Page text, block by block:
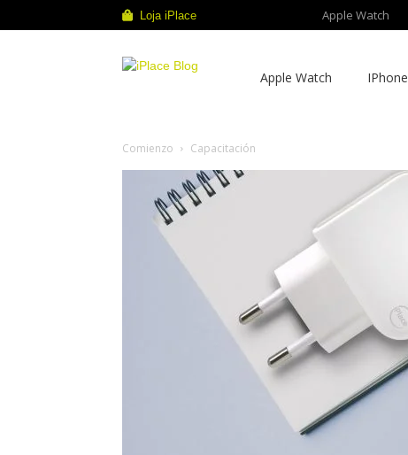
Loja iPlace Apple Watch
Apple Watch IPhone
Comienzo Capacitación